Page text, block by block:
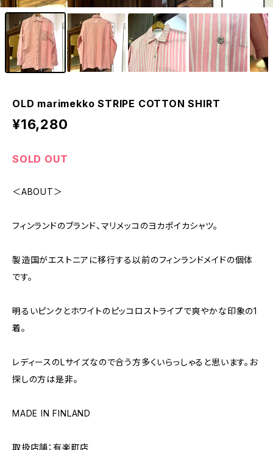
OLD marimekko STRIPE COTTON SHIRT
¥16,280
SOLD OUT
＜ABOUT＞
フィンランドのブランド、マリメッコのヨカポイカシャツ。
製造国がエストニアに移行する以前のフィンランドメイドの個体
です。
明るいピンクとホワイトのピッコロストライプで爽やかな印象の1
着。
レディースのLサイズなので合う方多くいらっしゃると思います。お
探しの方は是非。
MADE IN FINLAND
取扱店舗：有楽町店